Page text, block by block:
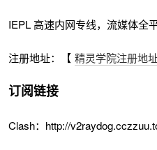
IEPL 高速内网专线，流媒体全
注册地址：【 精灵学院注册地
订阅链接
Clash：http://